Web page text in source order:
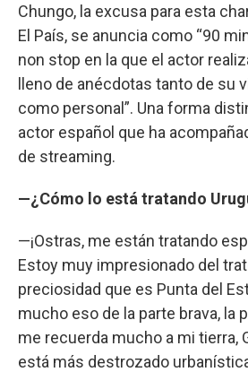
Chungo, la excusa para esta
El País, se anuncia como “90
non stop en la que el actor
lleno de anécdotas tanto de su
como personal”. Una forma
actor español que ha
de streaming.
—¿Cómo lo está tratando
—¡Ostras, me están tratando
Estoy muy impresionado del
preciosidad que es Punta del
mucho eso de la parte brava, la
me recuerda mucho a mi tierra,
está más destrozado